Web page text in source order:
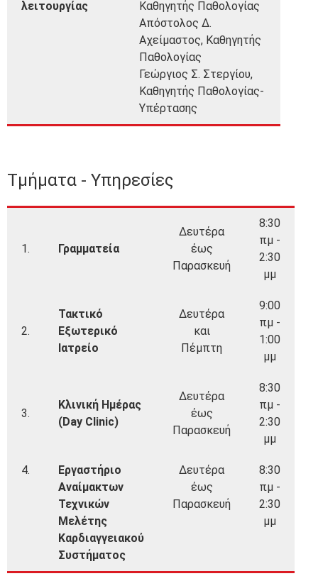
λειτουργίας
Καθηγητής Παθολογίας
Απόστολος Δ.
Αχείμαστος, Καθηγητής
Παθολογίας
Γεώργιος Σ. Στεργίου,
Καθηγητής Παθολογίας-
Υπέρτασης
Τμήματα - Υπηρεσίες
1. Γραμματεία
Δευτέρα
έως
Παρασκευή
8:30
πμ -
2:30
μμ
2.
Τακτικό
Εξωτερικό
Ιατρείο
Δευτέρα
και
Πέμπτη
9:00
πμ -
1:00
μμ
3.
Κλινική Ημέρας
(Day Clinic)
Δευτέρα
έως
Παρασκευή
8:30
πμ -
2:30
μμ
4.
Εργαστήριο
Αναίμακτων
Τεχνικών
Μελέτης
Καρδιαγγειακού
Συστήματος
Δευτέρα
έως
Παρασκευή
8:30
πμ -
2:30
μμ